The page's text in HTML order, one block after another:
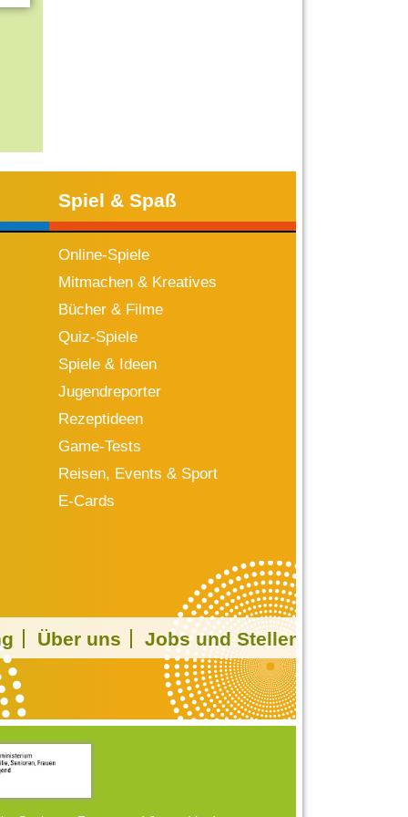
Spiel & Spaß
Online-Spiele
Mitmachen & Kreatives
Bücher & Filme
Quiz-Spiele
Spiele & Ideen
Jugendreporter
Rezeptideen
Game-Tests
Reisen, Events & Sport
E-Cards
Über uns Jobs und Stellen